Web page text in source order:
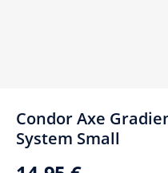
Condor Axe
System Small